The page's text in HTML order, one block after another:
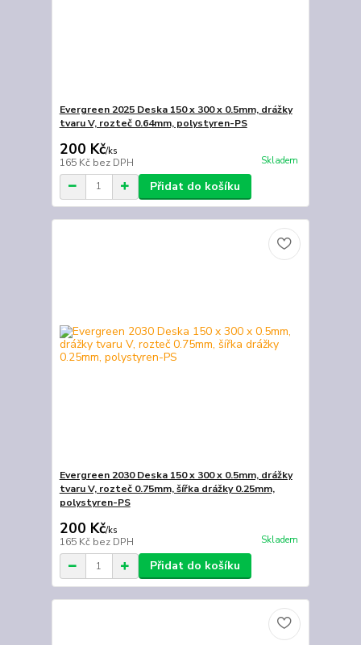
Evergreen 2025 Deska 150 x 300 x 0.5mm, drážky
tvaru V, rozteč 0.64mm, polystyren-PS
200 Kč/ks
165 Kč bez DPH Skladem
Přidat do košíku
Evergreen 2030 Deska 150 x 300 x 0.5mm, drážky
tvaru V, rozteč 0.75mm, šířka drážky 0.25mm,
polystyren-PS
200 Kč/ks
165 Kč bez DPH Skladem
Přidat do košíku